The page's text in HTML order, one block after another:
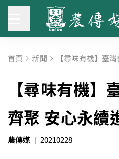
首頁 新聞 【尋味有機】臺
【尋味有機
齊聚 安心永
農傳媒 20210228